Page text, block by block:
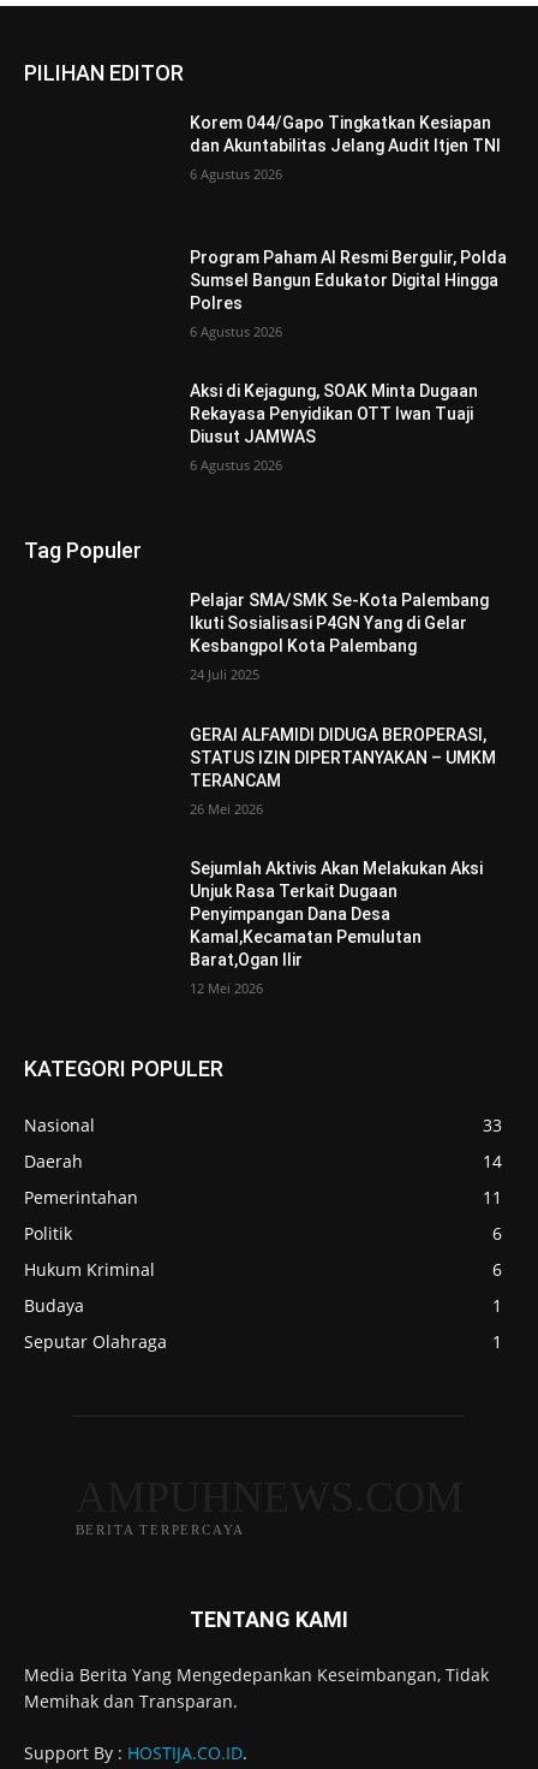
PILIHAN EDITOR
Korem 044/Gapo Tingkatkan Kesiapan
dan Akuntabilitas Jelang Audit Itjen TNI
6 Agustus 2026
Program Paham AI Resmi Bergulir, Polda
Sumsel Bangun Edukator Digital Hingga
Polres
6 Agustus 2026
Aksi di Kejagung, SOAK Minta Dugaan
Rekayasa Penyidikan OTT Iwan Tuaji
Diusut JAMWAS
6 Agustus 2026
Tag Populer
Pelajar SMA/SMK Se-Kota Palembang
Ikuti Sosialisasi P4GN Yang di Gelar
Kesbangpol Kota Palembang
24 Juli 2025
GERAI ALFAMIDI DIDUGA BEROPERASI,
STATUS IZIN DIPERTANYAKAN – UMKM
TERANCAM
26 Mei 2026
Sejumlah Aktivis Akan Melakukan Aksi
Unjuk Rasa Terkait Dugaan
Penyimpangan Dana Desa
Kamal,Kecamatan Pemulutan
Barat,Ogan Ilir
12 Mei 2026
KATEGORI POPULER
Nasional
33
Daerah
14
Pemerintahan
11
Politik
6
Hukum Kriminal
6
Budaya
1
Seputar Olahraga
1
BERITA TERPERCAYA
TENTANG KAMI
Media Berita Yang Mengedepankan Keseimbangan, Tidak
Memihak dan Transparan.
Support By : HOSTIJA.CO.ID.